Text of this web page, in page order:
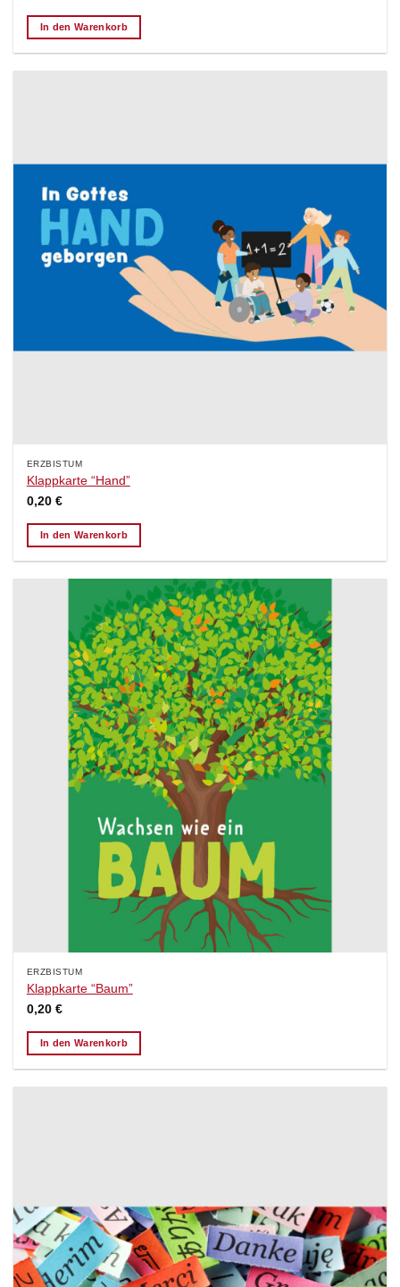
In den Warenkorb
ERZBISTUM
Klappkarte “Hand”
0,20 €
In den Warenkorb
ERZBISTUM
Klappkarte “Baum”
0,20 €
In den Warenkorb